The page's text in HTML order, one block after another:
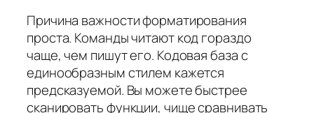
Причина важности форматирования
проста. Команды читают код гораздо
чаще, чем пишут его. Кодовая база с
единообразным стилем кажется
предсказуемой. Вы можете быстрее
сканировать функции, чище сравнивать